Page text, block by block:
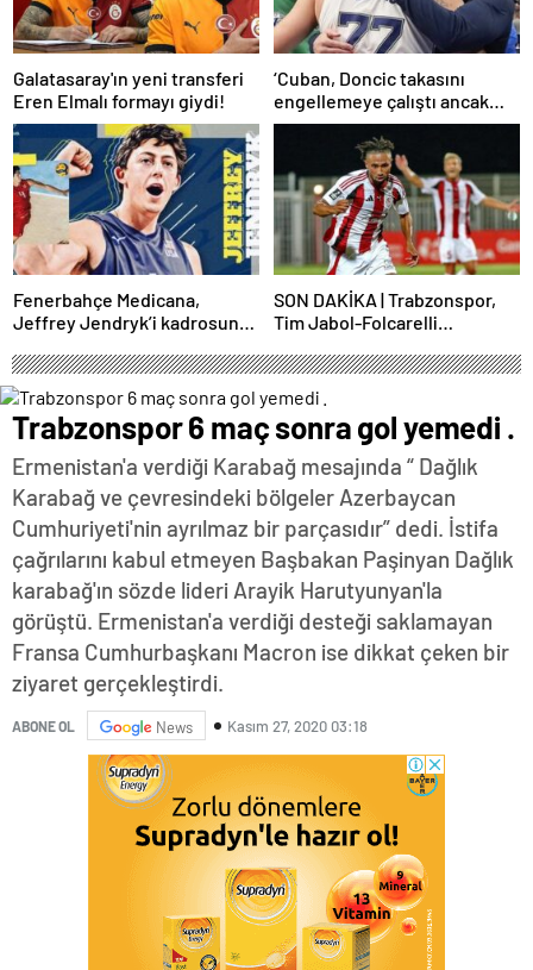
Galatasaray'ın yeni transferi
Eren Elmalı formayı giydi!
‘Cuban, Doncic takasını
engellemeye çalıştı ancak
geç kaldı’ iddiası! NBA
Fenerbahçe Medicana,
Jeffrey Jendryk’i kadrosuna
SON DAKİKA | Trabzonspor,
Tim Jabol-Folcarelli
Trabzonspor 6 maç sonra gol yemedi .
Ermenistan'a verdiği Karabağ mesajında “ Dağlık
Karabağ ve çevresindeki bölgeler Azerbaycan
Cumhuriyeti'nin ayrılmaz bir parçasıdır” dedi. İstifa
çağrılarını kabul etmeyen Başbakan Paşinyan Dağlık
karabağ'ın sözde lideri Arayik Harutyunyan'la
görüştü. Ermenistan'a verdiği desteği saklamayan
Fransa Cumhurbaşkanı Macron ise dikkat çeken bir
ziyaret gerçekleştirdi.
ABONE OL News Kasım 27, 2020 03:18